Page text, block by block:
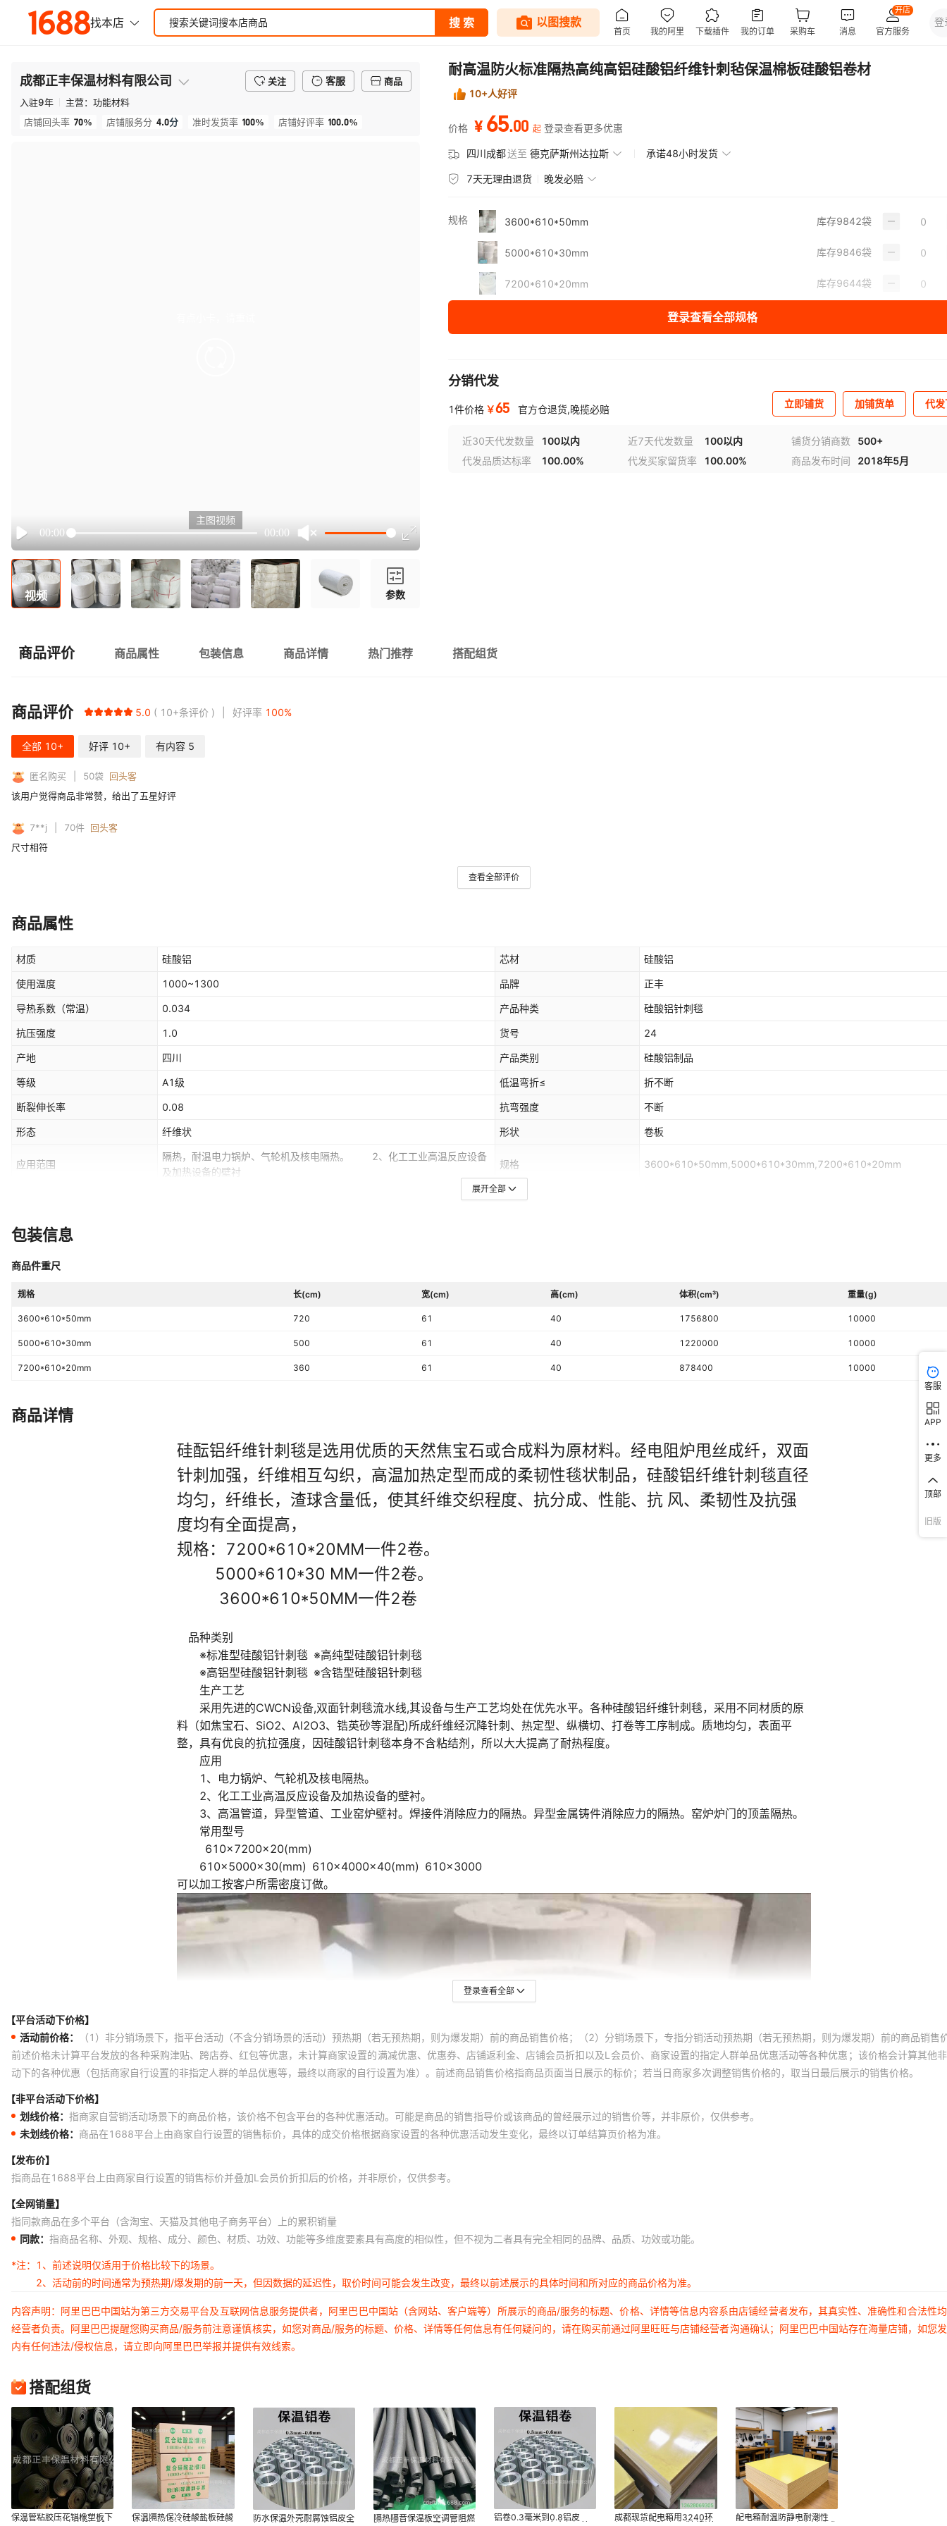
成都正丰保温材料有限公司 关注 客服
商品
入驻9年 主营： 功能材料
店铺回头率 70% 店铺服务分 4.0分 准时发货率 100% 店铺好评率 100.0%
Play
00:00 00:00
主图视频
视频 参数
耐高温防火标准隔热高纯高铝硅酸铝纤维针刺毡保温棉板硅酸铝卷材
10+人好评
价格 ¥ 65.00 起 登录查看更多优惠
四川成都送至 德克萨斯州达拉斯 承诺48小时发货
7天无理由退货 晚发必赔
规格 3600*610*50mm 库存9842袋
5000*610*30mm 库存9846袋
7200*610*20mm 库存9644袋
登录查看全部规格
分销代发
1件价格 ￥65 官方仓退货,晚揽必赔 立即铺货 加铺货单 代
近30天代发数量 100以内 近7天代发数量 100以内 铺货分销商数
500+
代发品质达标率
100.00% 代发买家留货率 100.00% 商品发布时间 2018年5月
商品评价 商品属性 包装信息 商品详情 热门推荐 搭配组货
商品评价 5.0 10+条评价 好评率 100%
全部 10+ 好评 10+ 有内容 5
匿名购买 50袋 回头客
该用户觉得商品非常赞，给出了五星好评
7**j 70件 回头客
尺寸相符
查看全部评价
商品属性
材质 硅酸铝 芯材 硅酸铝
使用温度 1000~1300 品牌 正丰
导热系数（常温） 0.034 产品种类 硅酸铝针刺毯
抗压强度 1.0 货号 24
产地 四川 产品类别 硅酸铝制品
等级 A1级 低温弯折≤ 折不断
断裂伸长率 0.08 抗弯强度 不断
形态 纤维状 形状 卷板
应用范围
隔热，耐温电力锅炉、气轮机及核电隔热。 2、化工工业高温反应设备
及加热设备的壁衬
规格 3600*610*50mm,5000*610*30mm,7200*610*20mm
是否一般纳税人
展开全部
包装信息
商品件重尺
规格 长(cm) 宽(cm) 高(cm) 体积(cm³) 重量(g)
3600*610*50mm 720 61 40 1756800 10000
5000*610*30mm 500 61 40 1220000 10000
7200*610*20mm 360 61 40 878400 10000
商品详情
登录查看全部
【平台活动下价格】
活动前价格：
（1）非分销场景下，指平台活动（不含分销场景的活动）预热期（若无预热期，则为爆发期）前的商品销售价格；（2）分销场景下，专指分销活动预热期（若无预热期，则为爆发期）前的商品销售
前述价格未计算平台发放的各种采购津贴、跨店券、红包等优惠，未计算商家设置的满减优惠、优惠券、店铺返利金、店铺会员折扣以及L会员价、商家设置的指定人群单品优惠活动等各种优惠；该价格会计算其他
动下的各种优惠（包括商家自行设置的非指定人群的单品优惠等，最终以商家的自行设置为准）。前述商品销售价格指商品页面当日展示的标价；若当日商家多次调整销售价格的，取当日最后展示的销售价格。
【非平台活动下价格】
划线价格： 指商家自营销活动场景下的商品价格，该价格不包含平台的各种优惠活动。可能是商品的销售指导价或该商品的曾经展示过的销售价等，并非原价，仅供参考。
未划线价格： 商品在1688平台上由商家自行设置的销售标价，具体的成交价格根据商家设置的各种优惠活动发生变化，最终以订单结算页价格为准。
【发布价】
指商品在1688平台上由商家自行设置的销售标价并叠加L会员价折扣后的价格，并非原价，仅供参考。
【全网销量】
指同款商品在多个平台（含淘宝、天猫及其他电子商务平台）上的累积销量
同款： 指商品名称、外观、规格、成分、颜色、材质、功效、功能等多维度要素具有高度的相似性，但不视为二者具有完全相同的品牌、品质、功效或功能。
*注：
1、前述说明仅适用于价格比较下的场景。
2、活动前的时间通常为预热期/爆发期的前一天，但因数据的延迟性，取价时间可能会发生改变，最终以前述展示的具体时间和所对应的商品价格为准。
内容声明：阿里巴巴中国站为第三方交易平台及互联网信息服务提供者，阿里巴巴中国站（含网站、客户端等）所展示的商品/服务的标题、价格、详情等信息内容系由店铺经营者发布，其真实性、准确性和合法性
经营者负责。阿里巴巴提醒您购买商品/服务前注意谨慎核实，如您对商品/服务的标题、价格、详情等任何信息有任何疑问的，请在购买前通过阿里旺旺与店铺经营者沟通确认；阿里巴巴中国站存在海量店铺，如您
内有任何违法/侵权信息，请立即向阿里巴巴举报并提供有效线索。
搭配组货
保温管粘胶压花锠橡塑板下
保温隔热保冷硅酸盐板硅酸
防水保温外壳耐腐蚀铝皮全
隔热隔音保温板空调管阻燃
铝卷0.3毫米到0.8铝皮
成都现货配电箱用3240环
配电箱耐温防静电耐潮性
客服
APP
更多
顶部
旧版